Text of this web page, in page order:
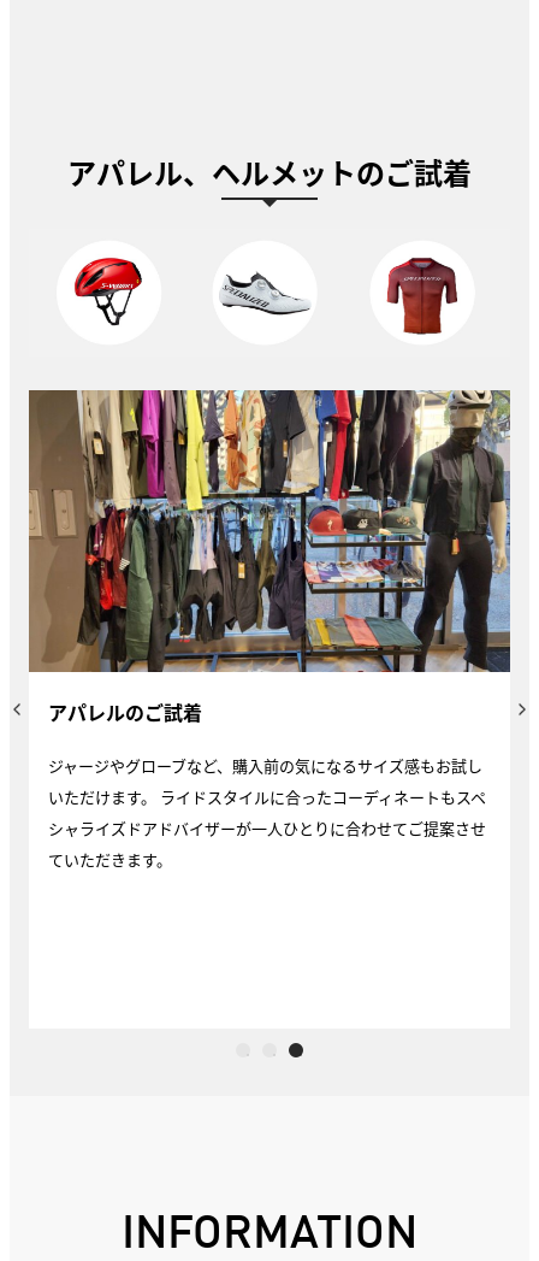
アパレル、ヘルメットのご試着
アパレルのご試着
ジャージやグローブなど、購入前の気になるサイズ感もお試し
いただけます。 ライドスタイルに合ったコーディネートもスペ
シャライズドアドバイザーが一人ひとりに合わせてご提案させ
ていただきます。
INFORMATION